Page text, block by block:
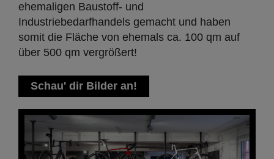
ehemaligen Baustoff- und
Industriebedarfhandels gemacht und haben
somit die Fläche von ehemals ca. 100 qm auf
über 500 qm vergrößert!
Schau' dir Bilder an!